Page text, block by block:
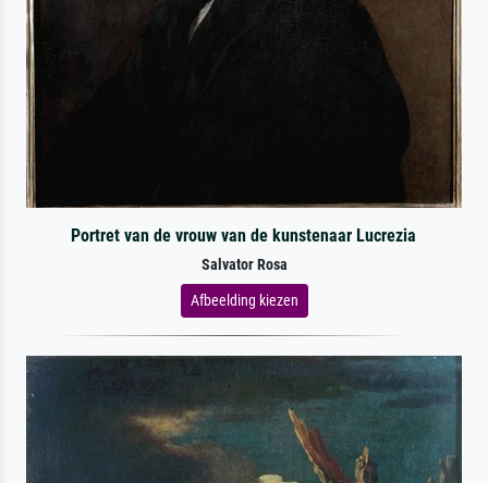
Portret van de vrouw van de kunstenaar Lucrezia
Salvator Rosa
Afbeelding kiezen